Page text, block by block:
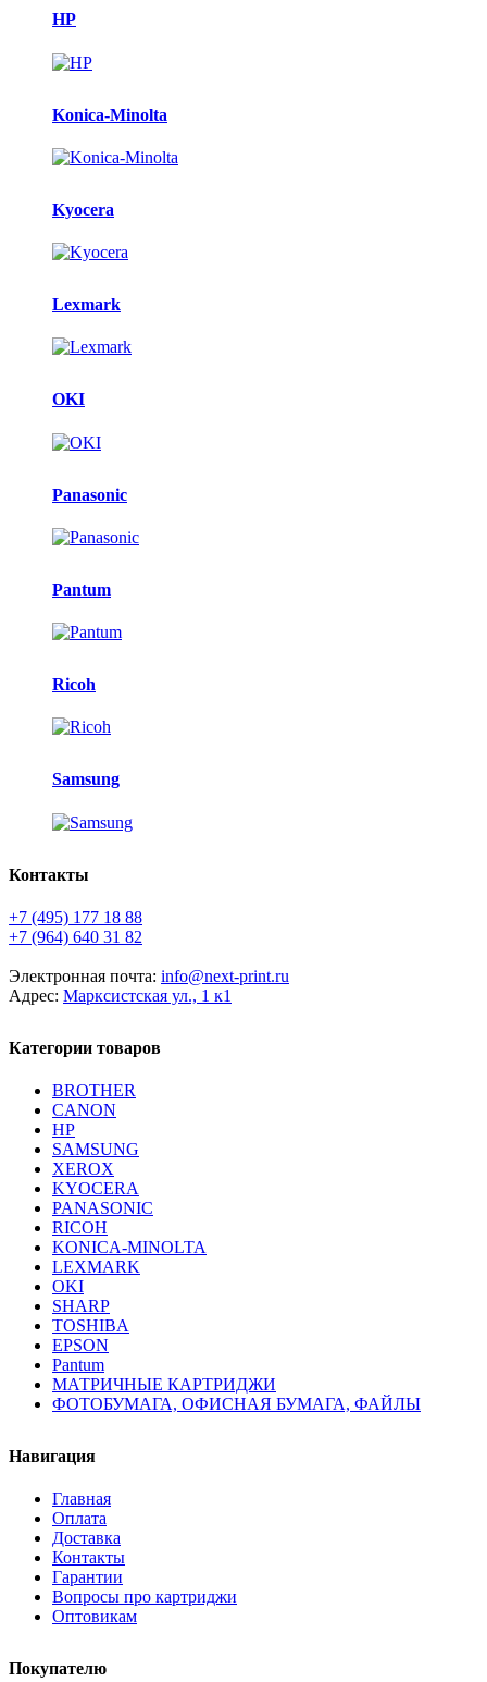
HP
Konica-Minolta
Kyocera
Lexmark
OKI
Panasonic
Pantum
Ricoh
Samsung
Контакты
+7 (495) 177 18 88
+7 (964) 640 31 82
Электронная почта: info@next-print.ru
Адрес: Марксистская ул., 1 к1
Категории товаров
BROTHER
CANON
HP
SAMSUNG
XEROX
KYOCERA
PANASONIC
RICOH
KONICA-MINOLTA
LEXMARK
OKI
SHARP
TOSHIBA
EPSON
Pantum
МАТРИЧНЫЕ КАРТРИДЖИ
ФОТОБУМАГА, ОФИСНАЯ БУМАГА, ФАЙЛЫ
Навигация
Главная
Оплата
Доставка
Контакты
Гарантии
Вопросы про картриджи
Оптовикам
Покупателю